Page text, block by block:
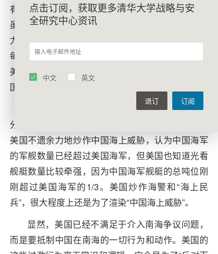
有适当的力量维护南海的和平与稳定。平心而论，
虽然近些年中国的力量发展较快，但中国在南海的
力量运用仍是十分克制的。设想一下，如果解放军
每年也派遣几千架次的飞机和上百艘次的军舰抵近
美国东西海岸，还不断指责美军应对不够专业，美
国会作何反应？
至于声明提及的中国使用海警和“海上民兵”对部
分东南亚邻国进行胁迫，也是老生常谈。这些年，
美国不遗余力地炒作中国海上威胁，认为中国海军
的军舰数量已经超过美国海军，但美国也知道光看
舰艇数量比较牵强，因为中国海军舰艇的总吨位刚
刚超过美国海军的1/3。美国炒作海警和“海上民
兵”，很大程度上还是为了渲染“中国海上威胁”。
显然，美国已经不满足于介入南海争议问题，
而是要抵制中国在南海的一切行为和动作。美国的
点击订阅，获取更多清华大学战略与安
全研究中心资讯
中文 英文
订阅
退订